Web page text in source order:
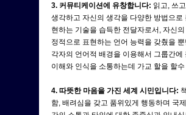
3. 커뮤티케이션에 유창합니다: 읽고, 쓰
생각하고 자신의 생각을 다양한 방법으로
현하는 기술을 습득한 전달자로서, 자신
정적으로 표현하는 언어 능력을 갖췄을
각자의 언어적 배경을 이용해서 그룹간에
이해와 인식을 소통하는데 가교 할을 할
4. 따뜻한 마음을 가진 세계 시민입니다:
함, 배려심을 갖고 품위있게 행동하며 국